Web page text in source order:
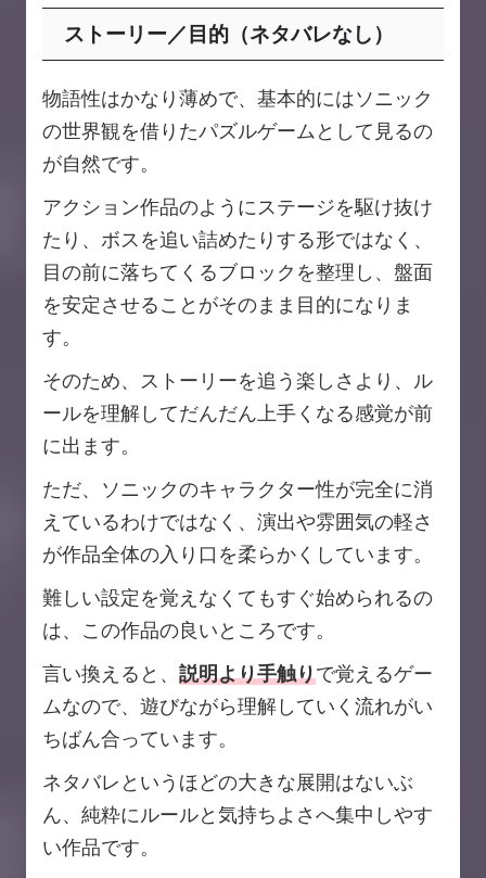
ストーリー／目的（ネタバレなし）
物語性はかなり薄めで、基本的にはソニック
の世界観を借りたパズルゲームとして見るの
が自然です。
アクション作品のようにステージを駆け抜け
たり、ボスを追い詰めたりする形ではなく、
目の前に落ちてくるブロックを整理し、盤面
を安定させることがそのまま目的になりま
す。
そのため、ストーリーを追う楽しさより、ル
ールを理解してだんだん上手くなる感覚が前
に出ます。
ただ、ソニックのキャラクター性が完全に消
えているわけではなく、演出や雰囲気の軽さ
が作品全体の入り口を柔らかくしています。
難しい設定を覚えなくてもすぐ始められるの
は、この作品の良いところです。
言い換えると、 説明より手触りで覚えるゲー
ムなので、遊びながら理解していく流れがい
ちばん合っています。
ネタバレというほどの大きな展開はないぶ
ん、純粋にルールと気持ちよさへ集中しやす
い作品です。